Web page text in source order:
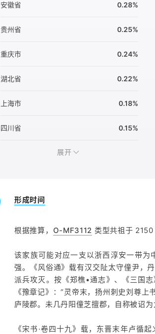
安徽省 0.28%
贵州省 0.25%
重庆市 0.24%
湖北省 0.22%
上海市 0.18%
四川省 0.15%
展开
形成时间
根据推算， O-MF3112 类型共祖于 2150
该家族可能对应一支以浙西淳安一带
强。《风俗通》载有汉交阯太守僮尹，
派兵攻灭。按《郑樵•通志》、《三国
《豫章记》：“灵帝末，扬州刺史刘尊
庐陵郡。未几丹阳僮芝擅郡，自称被诏为
《宋书·卷四十九》载，东晋末年卢循